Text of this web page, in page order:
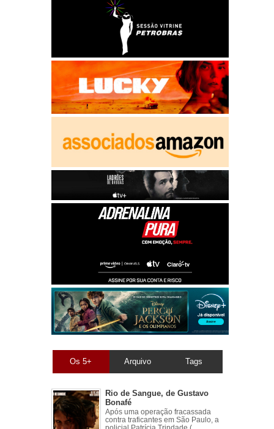
Os 5+ Arquivo Tags
Rio de Sangue, de Gustavo
Bonafé
Após uma operação fracassada
contra traficantes em São Paulo, a